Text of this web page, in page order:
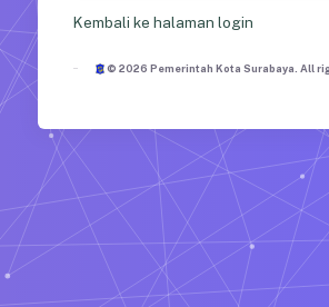
Kembali ke halaman login
© 2026 Pemerintah Kota Surabaya. All